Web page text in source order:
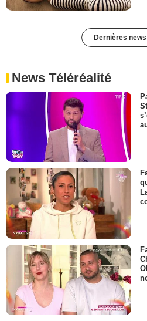
Dernières
News Téléréalité